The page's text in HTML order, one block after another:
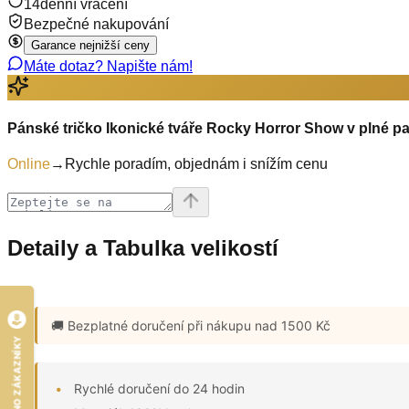
14denní vrácení
Bezpečné nakupování
Garance nejnižší ceny
Máte dotaz? Napište nám!
Pánské tričko Ikonické tváře Rocky Horror Show v plné
Online→ Rychle poradím, objednám i snížím cenu
Detaily a Tabulka velikostí
🚚 Bezplatné doručenípři nákupu nad 1500 Kč
Rychlé doručení do 24 hodin